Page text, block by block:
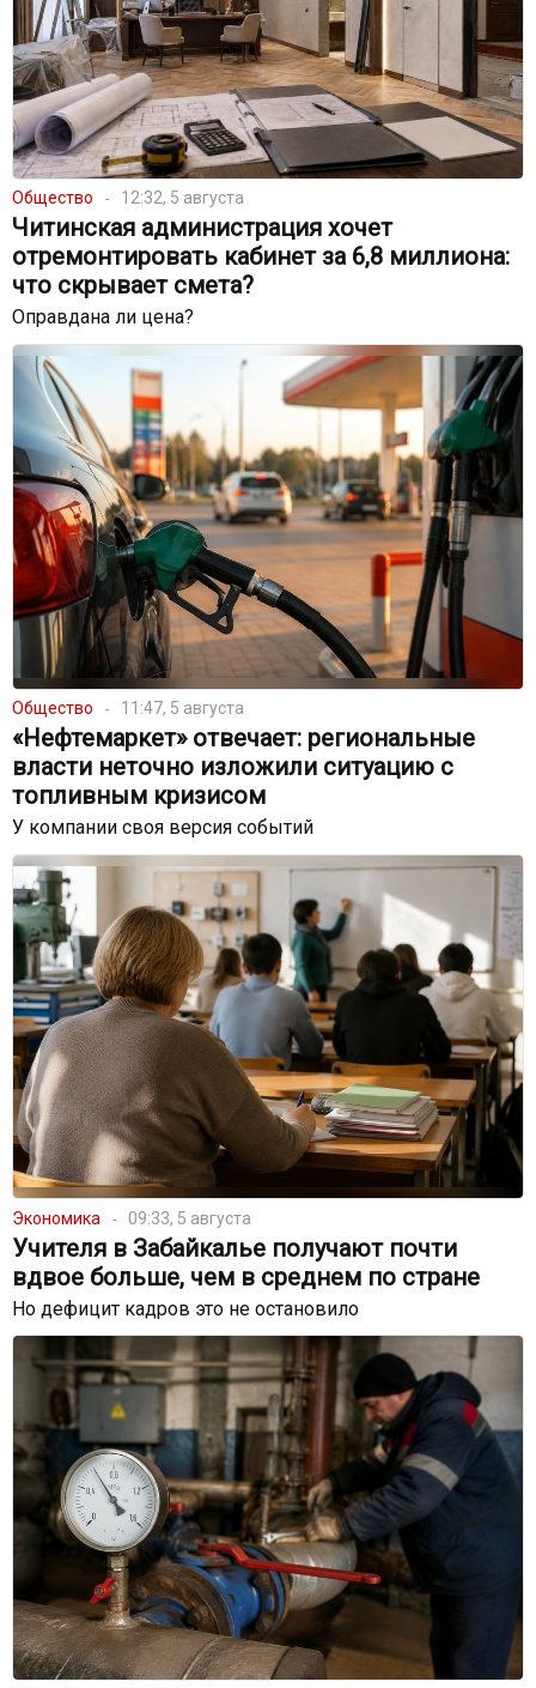
Общество 12:32, 5 августа
Читинская администрация хочет
отремонтировать кабинет за 6,8 миллиона:
что скрывает смета?
Оправдана ли цена?
Общество 11:47, 5 августа
«Нефтемаркет» отвечает: региональные
власти неточно изложили ситуацию с
топливным кризисом
У компании своя версия событий
Экономика 09:33, 5 августа
Учителя в Забайкалье получают почти
вдвое больше, чем в среднем по стране
Но дефицит кадров это не остановило